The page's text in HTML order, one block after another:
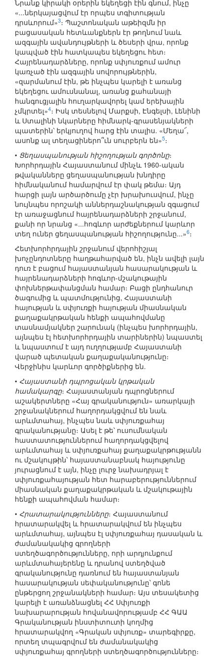
Նրանք կիրակի օրերին եկեղեցի էին գնում, ինչը
«...ներկայացվում էր որպես տգիտության
դրսևորում»3։ Պաշտոնական աթեիզմն իր
բացասական հետևանքներն էր թողնում նաև
ազգային ավանդույթների և ծեսերի վրա, որոնք
կապված էին հատկապես եկեղեցու հետ։
Հայրենադարձները, որոնք սփյուռքում ամուր
կառչած էին ազգային սովորույթներին,
«զարմանում էին, թե ինչպես կարելի է առանց
եկեղեցու ամուսնանալ, առանց քահանայի
հանգուցյալին հուղարկավորել կամ երեխային
չմկրտել»4։ Իսկ տեսնելով Մարքսի, Էնգելսի, Լենինի
և Ստալինի նկարները հիմնարկ-գրասենյակների
պատերին՝ երկյուղով հարց էին տալիս. «Մեղա՜,
ասոնք ալ տեղացիներո՞ւն սուրբերն են»5։
• Ցեղասպանության հիշողության գործոնը։
Խորհրդային Հայաստանում մինչև 1960-ական
թվականները ցեղասպանության խնդիրը
հիմնականում համարվում էր փակ թեմա։ Այդ
հարցի լայն արծարծումը չէր խրախուսվում, ինչը
նույնպես որոշակի աններդաշնակության զգացում
էր առաջացնում հայրենադարձների շրջանում,
քանի որ նրանց «...հոգևոր արժեքներում կարևոր
տեղ ուներ ցեղասպանության հիշողությունը...»6։
Հետխորհրդային շրջանում վերոհիշյալ
խոչընդոտները հաղթահարված են, ինչն ավելի լայն
դուռ է բացում հայաստանյան հասարակության և
հայրենադարձների հոգևոր-մշակութային
փոխներթափանցման համար։ Բացի ընդհանուր
ծագումից և պատմությունից, Հայաստանի
հայության և սփյուռքի հայության միասնական
քաղաքակրթական հենքի ապահովմանը
տասնամյակներ շարունակ (ինչպես խորհրդային,
այնպես էլ հետխորհրդային տարիներին) նպաստել
և նպաստում է այդ ուղղությամբ Հայաստանի
վարած պետական քաղաքականությունը։
Վերջինիս կարևոր գործիքներից են.
• Հայաստանի դպրոցական կրթական
համակարգը։ Հայաստանյան դպրոցներում
աշակերտները «Հայ գրականություն» առարկայի
շրջանակներում հաղորդակցվում են նաև
արևմտահայ, ինչպես նաև սփյուռքահայ
գրականությանը։ Ասել է թե՝ ուսումնական
հաստատություններում հաղորդակցվելով
արևմտահայ և սփյուռքահայ քաղաքակրթությանն
ու մշակույթին՝ հայաստանաբնակ հայությունը
յուրացնում է այն, ինչը լուրջ նախադրյալ է
սփյուռքահայության հետ հարաբերություններում
միասնական քաղաքակրթական և մշակութային
հենքի ապահովման համար։
• Հրատարակությունները։ Հայաստանում
հրատարակվել և հրատարակվում են ինչպես
արևմտահայ, այնպես էլ սփյուռքահայ դասական և
ժամանակակից գրողների
ստեղծագործությունները, որի արդյունքում
արևմտահայերենը և դրանով ստեղծված
գրականությունը դառնում են հայաստանյան
հասարակության սեփականությունը՝ գոնե
ընթերցող շրջանակների համար։ Այս տեսակետից
կարելի է առանձնացնել ՀՀ Սփյուռքի
նախարարության հովանավորությամբ ՀՀ ԳԱԱ
Գրականության ինստիտուտի կողմից
հրատարակվող «Գրական սփյուռք» տարեգիրքը,
որտեղ տպագրվում են ժամանակակից
սփյուռքահայ գրողների ստեղծագործությունները։